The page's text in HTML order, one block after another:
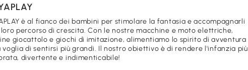
è al fianco dei bambini per stimolare la fantasia e accompagnarli
percorso di crescita. Con le nostre macchine e moto elettriche,
giocattolo e giochi di imitazione, alimentiamo lo spirito di avventura
voglia di sentirsi più grandi. Il nostro obiettivo è di rendere l'infanzia più
divertente e indimenticabile!